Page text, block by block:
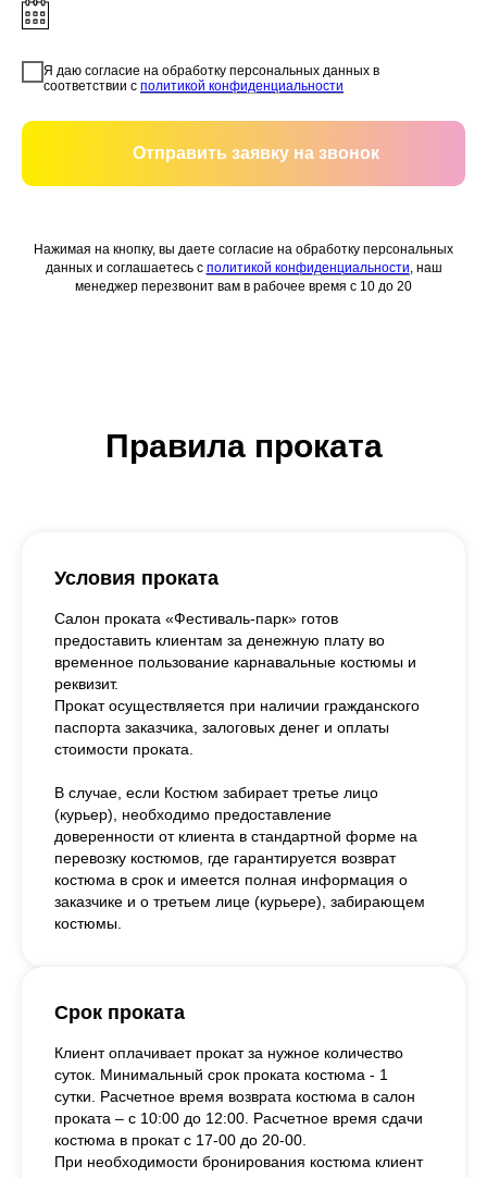
Я даю согласие на обработку персональных данных в
соответствии с политикой конфиденциальности
Отправить заявку на звонок
Нажимая на кнопку, вы даете согласие на обработку персональных
данных и соглашаетесь c политикой конфиденциальности, наш
менеджер перезвонит вам в рабочее время с 10 до 20
Правила проката
Условия проката
Салон проката «Фестиваль-парк» готов
предоставить клиентам за денежную плату во
временное пользование карнавальные костюмы и
реквизит.
Прокат осуществляется при наличии гражданского
паспорта заказчика, залоговых денег и оплаты
стоимости проката.
В случае, если Костюм забирает третье лицо
(курьер), необходимо предоставление
доверенности от клиента в стандартной форме на
перевозку костюмов, где гарантируется возврат
костюма в срок и имеется полная информация о
заказчике и о третьем лице (курьере), забирающем
костюмы.
Срок проката
Клиент оплачивает прокат за нужное количество
суток. Минимальный срок проката костюма - 1
сутки. Расчетное время возврата костюма в салон
проката – с 10:00 до 12:00. Расчетное время сдачи
костюма в прокат с 17-00 до 20-00.
При необходимости бронирования костюма клиент